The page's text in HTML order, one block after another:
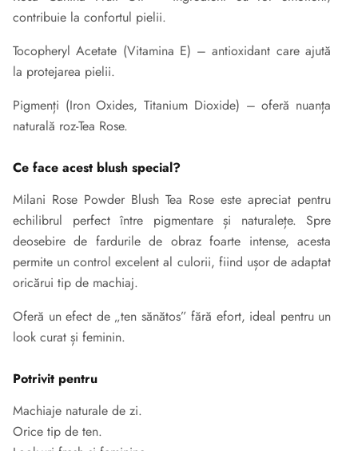
contribuie la confortul pielii.
Tocopheryl Acetate (Vitamina E) – antioxidant care ajută
la protejarea pielii.
Pigmenți (Iron Oxides, Titanium Dioxide) – oferă nuanța
naturală roz-Tea Rose.
Ce face acest blush special?
Milani Rose Powder Blush Tea Rose este apreciat pentru
echilibrul perfect între pigmentare și naturalețe. Spre
deosebire de fardurile de obraz foarte intense, acesta
permite un control excelent al culorii, fiind ușor de adaptat
oricărui tip de machiaj.
Oferă un efect de „ten sănătos” fără efort, ideal pentru un
look curat și feminin.
Potrivit pentru
Machiaje naturale de zi.
Orice tip de ten.